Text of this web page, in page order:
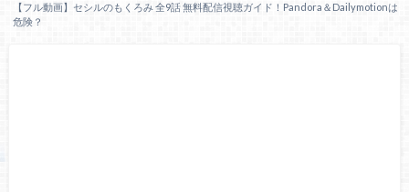
【フル動画】セシルのもくろみ 全9話 無料配信視聴ガイド！Pandora＆Dailymotionは
危険？